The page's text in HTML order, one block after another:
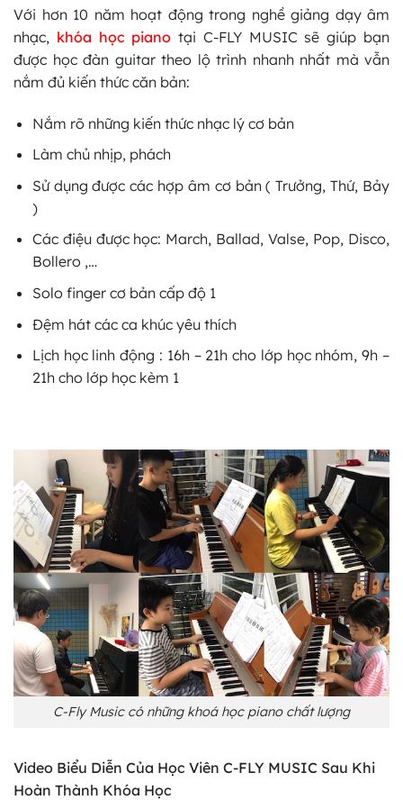
Với hơn 10 năm hoạt động trong nghề giảng dạy âm
nhạc, khóa học piano tại C-FLY MUSIC sẽ giúp bạn
được học đàn guitar theo lộ trình nhanh nhất mà vẫn
nắm đủ kiến thức căn bản:
Nắm rõ những kiến thức nhạc lý cơ bản
Làm chủ nhịp, phách
Sử dụng được các hợp âm cơ bản ( Trưởng, Thứ, Bảy
)
Các điệu được học: March, Ballad, Valse, Pop, Disco,
Bollero ,…
Solo finger cơ bản cấp độ 1
Đệm hát các ca khúc yêu thích
Lịch học linh động : 16h – 21h cho lớp học nhóm, 9h –
21h cho lớp học kèm 1
C-Fly Music có những khoá học piano chất lượng
Video Biểu Diễn Của Học Viên C-FLY MUSIC Sau Khi
Hoàn Thành Khóa Học